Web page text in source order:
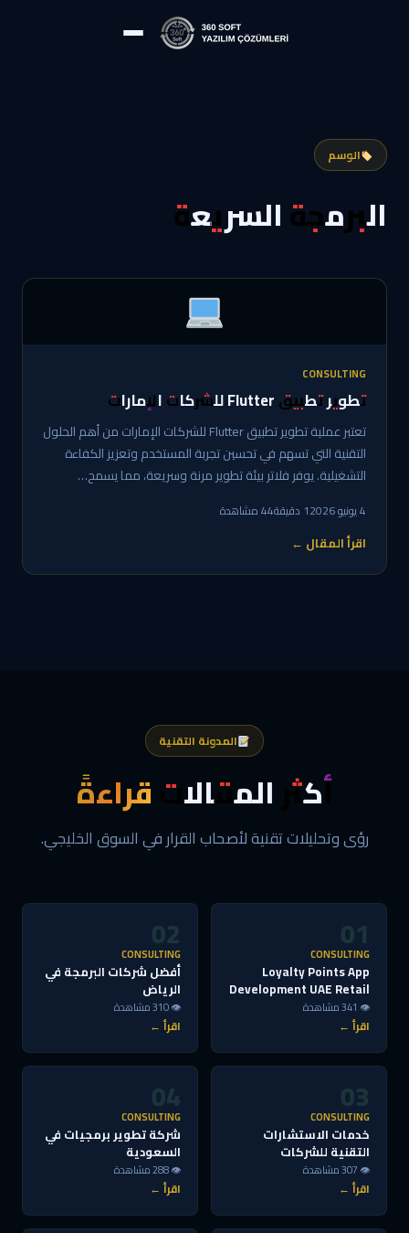
الوسم
البرمجة السريعة
CONSULTING
تطوير تطبيق Flutter للشركات الإمارات
تعتبر عملية تطوير تطبيق Flutter للشركات الإمارات من أهم الحلول
التقنية التي تسهم في تحسين تجربة المستخدم وتعزيز الكفاءة
التشغيلية. يوفر فلاتر بيئة تطوير مرنة وسريعة، مما يسمح…
4 يونيو 2026 1 دقيقة 44 مشاهدة
اقرأ المقال ←
المدونة التقنية
أكثر المقالات قراءةً
رؤى وتحليلات تقنية لأصحاب القرار في السوق الخليجي.
01
CONSULTING
Loyalty Points App
Development UAE Retail
👁 341 مشاهدة
اقرأ ←
02
CONSULTING
أفضل شركات البرمجة في
الرياض
👁 310 مشاهدة
اقرأ ←
03
CONSULTING
خدمات الاستشارات
التقنية للشركات
👁 307 مشاهدة
اقرأ ←
04
CONSULTING
شركة تطوير برمجيات في
السعودية
👁 288 مشاهدة
اقرأ ←